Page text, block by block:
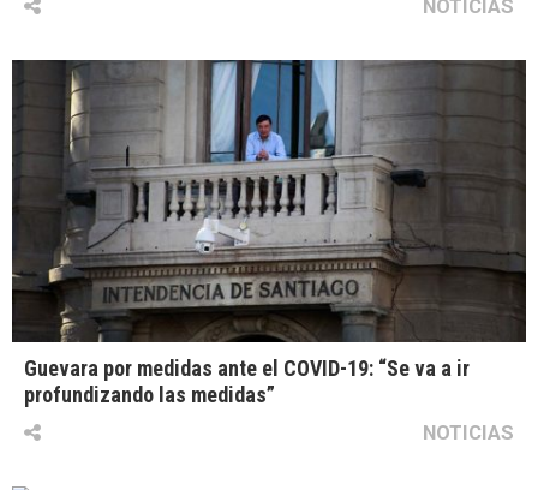
NOTICIAS
Guevara por medidas ante el COVID-19: “Se va a ir
profundizando las medidas”
NOTICIAS